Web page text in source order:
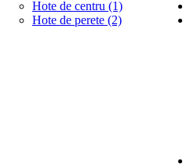
Hote de centru (1)
Hote de perete (2)